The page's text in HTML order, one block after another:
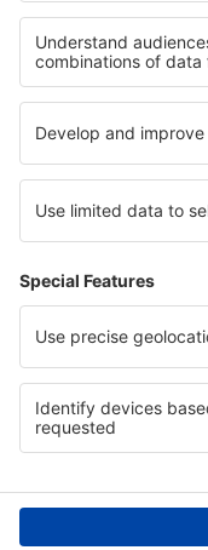
I migliori hotel - zone
Hotel a Okinawa
Hotel in Central Anatolia
Hotel sul Mar Rosso